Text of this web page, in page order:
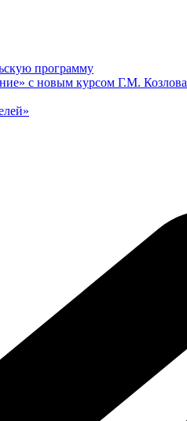
программу
с новым курсом Г.М. Козлова